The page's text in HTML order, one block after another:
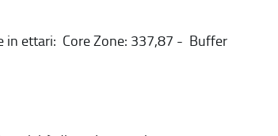
in ettari: Core Zone: 337,87 - Buffer